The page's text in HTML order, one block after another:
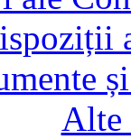
Alte